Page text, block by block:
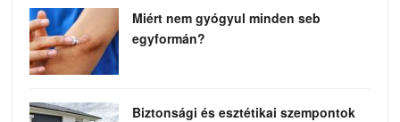
Miért nem gyógyul minden seb
egyformán?
Biztonsági és esztétikai szempontok